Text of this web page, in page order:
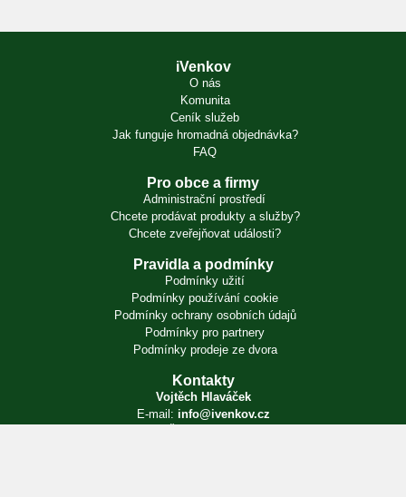
iVenkov
O nás
Komunita
Ceník služeb
Jak funguje hromadná objednávka?
FAQ
Pro obce a firmy
Administrační prostředí
Chcete prodávat produkty a služby?
Chcete zveřejňovat události?
Pravidla a podmínky
Podmínky užití
Podmínky používání cookie
Podmínky ochrany osobních údajů
Podmínky pro partnery
Podmínky prodeje ze dvora
Kontakty
Vojtěch Hlaváček
E-mail: info@ivenkov.cz